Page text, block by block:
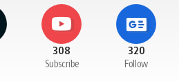
308
Subscribe
320
Follow